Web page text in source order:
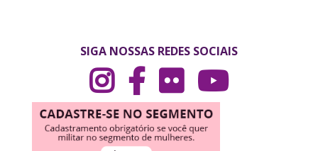
SIGA NOSSAS REDES SOCIAIS